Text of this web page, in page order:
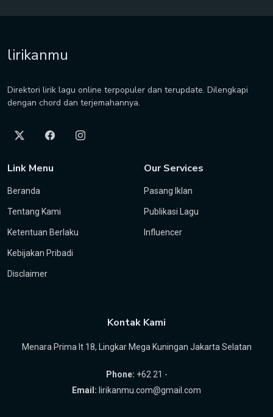
lirikanmu
Direktori lirik lagu online terpopuler dan terupdate. Dilengkapi
dengan chord dan terjemahannya.
Link Menu
Beranda
Tentang Kami
Ketentuan Berlaku
Kebijakan Pribadi
Disclaimer
Our Services
Pasang Iklan
Publikasi Lagu
Influencer
Kontak Kami
Menara Prima lt 18, Lingkar Mega Kuningan Jakarta Selatan
Phone: +62 21 -
Email: lirikanmu.com@gmail.com